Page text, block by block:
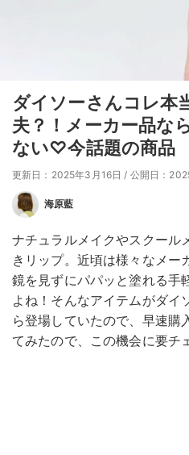
ダイソーさんコレ本
夫？！メーカー品な
ない♡今話題の商品
更新日：2025年3月16日 / 公開日：
海原藍
ナチュラルメイクやスクール
きリップ。近頃は様々なメー
鏡を見ずにパパッと塗れる手
よね！そんなアイテムがダイ
ら登場していたので、早速購
てみたので、この機会に要チ